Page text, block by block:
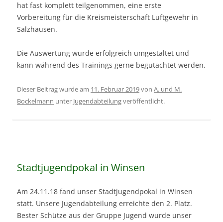
hat fast komplett teilgenommen, eine erste
Vorbereitung für die Kreismeisterschaft Luftgewehr in
Salzhausen.
Die Auswertung wurde erfolgreich umgestaltet und
kann während des Trainings gerne begutachtet werden.
Dieser Beitrag wurde am 11. Februar 2019von A. und M.
Bockelmann unter Jugendabteilungveröffentlicht.
Stadtjugendpokal in Winsen
Am 24.11.18 fand unser Stadtjugendpokal in Winsen
statt. Unsere Jugendabteilung erreichte den 2. Platz.
Bester Schütze aus der Gruppe Jugend wurde unser